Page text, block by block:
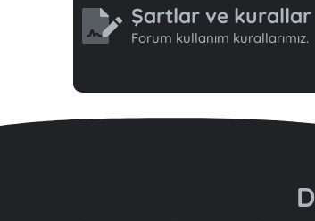
Şartlar ve kurallar
Forum kullanım kurallarımız.